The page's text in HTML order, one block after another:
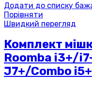
Додати до списку
Порівняти
Швидкий перегляд
Комплект
Roomba i3+/
J7+/Combo